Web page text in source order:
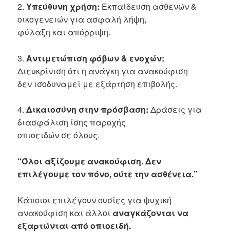
2.Υπεύθυνη χρήση: Εκπαίδευση ασθενών &
οικογενειών για ασφαλή λήψη,
φύλαξη και απόρριψη.
3.Αντιμετώπιση φόβων & ενοχών:
Διευκρίνιση ότι η ανάγκη για ανακούφιση
δεν ισοδυναμεί με εξάρτηση επιβολής.
4.Δικαιοσύνη στην πρόσβαση: Δράσεις για
διασφάλιση ίσης παροχής
οπιοειδών σε όλους.
“Όλοι αξίζουμε ανακούφιση. Δεν
επιλέγουμε τον πόνο, ούτε την ασθένεια.”
Κάποιοι επιλέγουν ουσίες για ψυχική
ανακούφιση και άλλοι αναγκάζονται να
εξαρτώνται από οπιοειδή.